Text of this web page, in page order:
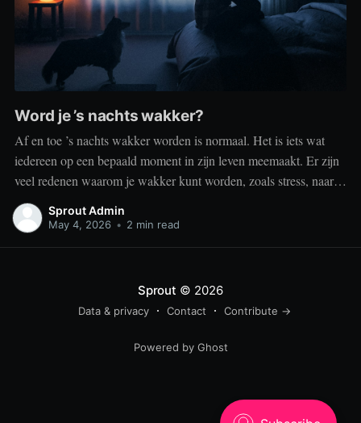
Word je ’s nachts wakker?
Af en toe ’s nachts wakker worden is normaal. Het is iets wat
iedereen op een bepaald moment in zijn leven meemaakt. Er zijn
veel redenen waarom je wakker kunt worden, zoals stress, naar
het toilet moeten, je omgeving of medische aandoeningen die je
slaap beïnvloeden. Dit is geen probleem
Sprout Admin
May 4, 2026 • 2 min read
Sprout © 2026
Data & privacy Contact Contribute →
Powered by Ghost